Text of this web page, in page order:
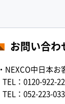
お問い合わ
・NEXCO中日本
TEL：0120-922-
TEL：052-223-